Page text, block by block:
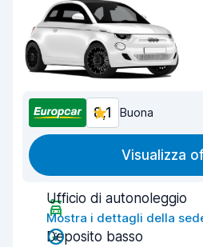
8,1 Buona
Visualizza
Ufficio di autonoleggio
Mostra i dettagli della
Deposito basso